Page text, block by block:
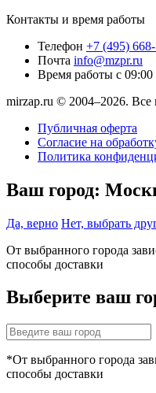
Контакты и время работы
Телефон +7 (495)
Почта info@mzpr.ru
Время работы с
mirzap.ru © 2004–2026.
Публичная оферта
Согласие на
Политика
Ваш город:
Да, верно Нет, выбрать
От выбранного города
способы доставки
Выберите ваш
*От выбранного города
способы доставки